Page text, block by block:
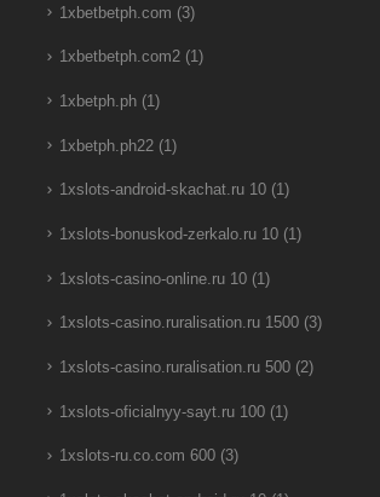
1xbetbetph.com (3)
1xbetbetph.com2(1)
1xbetph.ph(1)
1xbetph.ph22(1)
1xslots-android-skachat.ru 10(1)
1xslots-bonuskod-zerkalo.ru 10(1)
1xslots-casino-online.ru 10(1)
1xslots-casino.ruralisation.ru 1500(3)
1xslots-casino.ruralisation.ru 500(2)
1xslots-oficialnyy-sayt.ru 100(1)
1xslots-ru.co.com 600(3)